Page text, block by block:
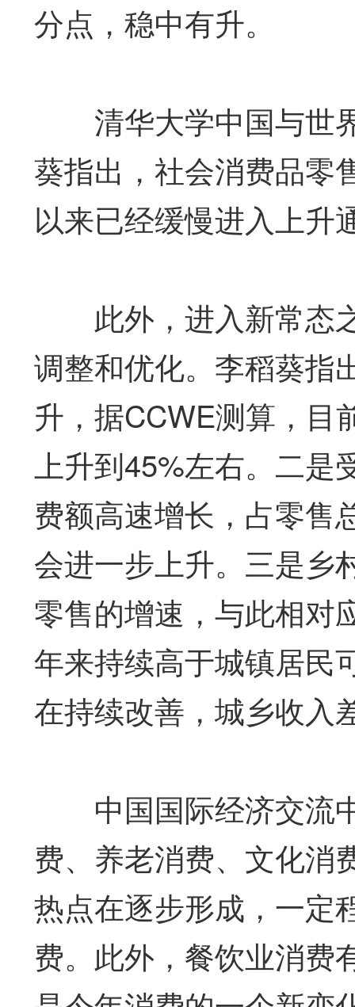
分点，稳中有升。
清华大学中国与世
葵指出，社会消费品零
以来已经缓慢进入上升
此外，进入新常态
调整和优化。李稻葵指
升，据CCWE测算，目
上升到45%左右。二是
费额高速增长，占零售
会进一步上升。三是乡
零售的增速，与此相对
年来持续高于城镇居民
在持续改善，城乡收入
中国国际经济交流
费、养老消费、文化消
热点在逐步形成，一定
费。此外，餐饮业消费